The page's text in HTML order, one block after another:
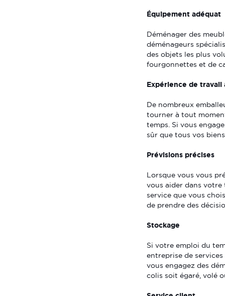
Équipement adéquat
Déménager des
déménageurs
des objets les plus
fourgonnettes et de
Expérience de travail
De nombreux
tourner à tout
temps. Si vous
sûr que tous vos
Prévisions précises
Lorsque vous vous
vous aider dans votre
service que vous
de prendre des
Stockage
Si votre emploi du
entreprise de
vous engagez des
colis soit égaré, volé